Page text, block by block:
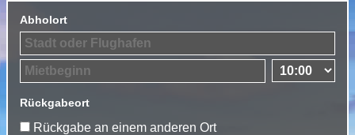
Abholort
Rückgabeort
Rückgabe an einem anderen Ort